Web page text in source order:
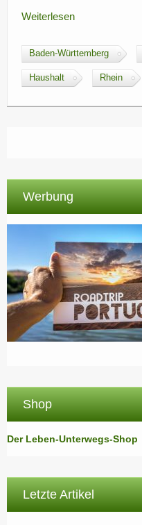
Weiterlesen
Baden-Württemberg
Haushalt Rhein
Werbung
Shop
Der Leben-Unterwegs-Shop
Letzte Artikel